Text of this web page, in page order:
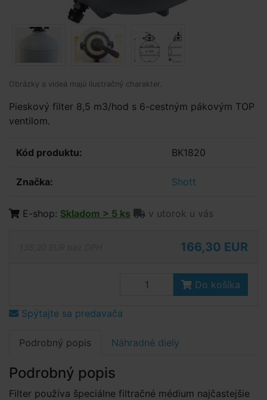
Obrázky a videá majú ilustračný charakter.
Pieskový filter 8,5 m3/hod s 6-cestným pákovým TOP
ventilom.
Kód produktu: BK1820
Značka: Shott
E-shop: Skladom > 5 ks v utorok u vás
166,30 EUR
Do košíka
Spýtajte sa predavača
Podrobný popis Náhradné diely
Podrobný popis
Filter používa špeciálne filtračné médium najčastejšie